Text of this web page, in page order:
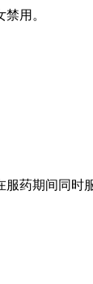
用。
药期间同时